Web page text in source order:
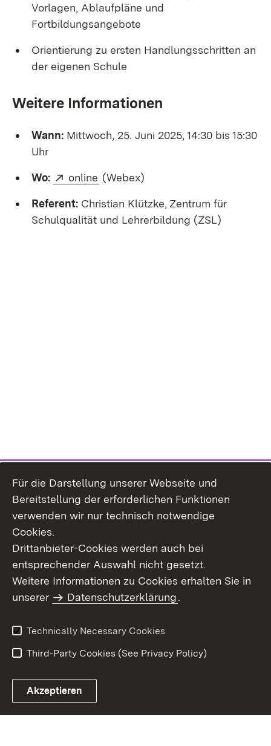
Vorlagen, Ablaufpläne und
Fortbildungsangebote
Orientierung zu ersten Handlungsschritten an
der eigenen Schule
Weitere Informationen
Wann: Mittwoch, 25. Juni 2025, 14:30 bis 15:30
Uhr
Wo: External:
online (Opens in new window)
(Webex)
Referent: Christian Klützke, Zentrum für
Schulqualität und Lehrerbildung (ZSL)
Site Map
Contact Us
Imprint
Data Protection
Accessibility
Für die Darstellung unserer Webseite und
Bereitstellung der erforderlichen Funktionen
verwenden wir nur technisch notwendige
Cookies.
Drittanbieter-Cookies werden auch bei
entsprechender Auswahl nicht gesetzt.
Weitere Informationen zu Cookies erhalten Sie in
unserer
Datenschutzerklärung.
Technically Necessary Cookies
Third-Party Cookies (See Privacy Policy)
Akzeptieren